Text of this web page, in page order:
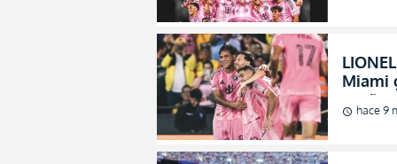
Miami
schedule hace 9